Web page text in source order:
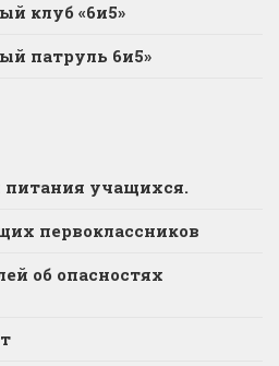
клуб «6и5»
патруль 6и5»
учащихся.
первоклассников
об опасностях